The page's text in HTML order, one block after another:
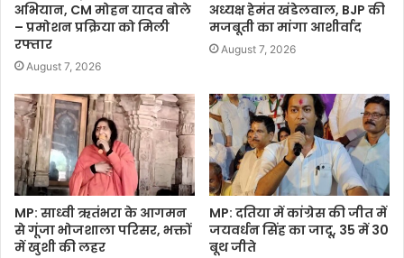
अभियान, CM मोहन यादव बोले
– प्रमोशन प्रक्रिया को मिली
रफ्तार
August 7, 2026
अध्यक्ष हेमंत खंडेलवाल, BJP की
मजबूती का मांगा आशीर्वाद
August 7, 2026
MP: साध्वी ऋतंभरा के आगमन
से गूंजा भोजशाला परिसर, भक्तों
में खुशी की लहर
MP: दतिया में कांग्रेस की जीत में
जयवर्धन सिंह का जादू, 35 में 30
बूथ जीते